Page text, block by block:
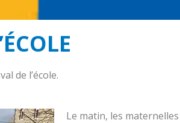
de l’école.
Le matin, les